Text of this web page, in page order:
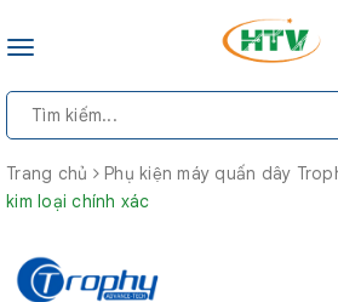
Toggle
Trang chủ Phụ kiện máy quấn dây
kim loại chính xác